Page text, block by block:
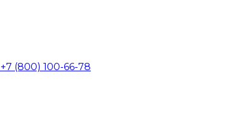
+7 (800) 100-66-78